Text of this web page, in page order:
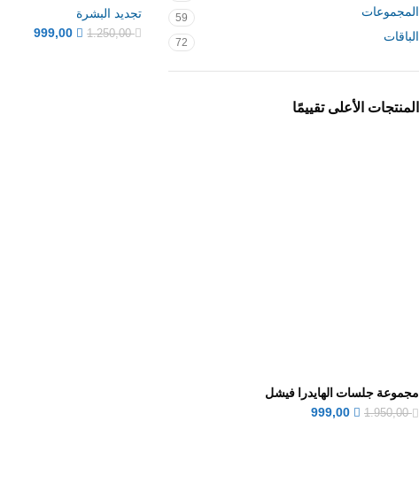
المجموعات 59
الباقات 72
المنتجات الأعلى تقييمًا
مجموعة جلسات الهايدرا فيشل
1.950,00
999,00
تجديد البشرة
1.250,00
999,00